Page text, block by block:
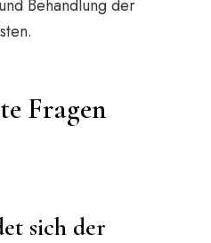
Behandlung der
Fragen
sich der